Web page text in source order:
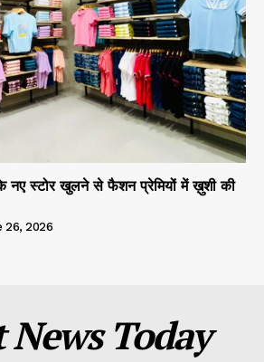
नए स्टोर खुलने से फैशन प्रेमियों में ख़ुशी की
26, 2026
Today